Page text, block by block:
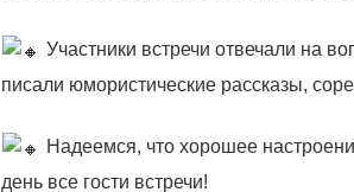
Участники встречи отвечали на
писали юмористические рассказы,
Надеемся, что хорошее
день все гости встречи!